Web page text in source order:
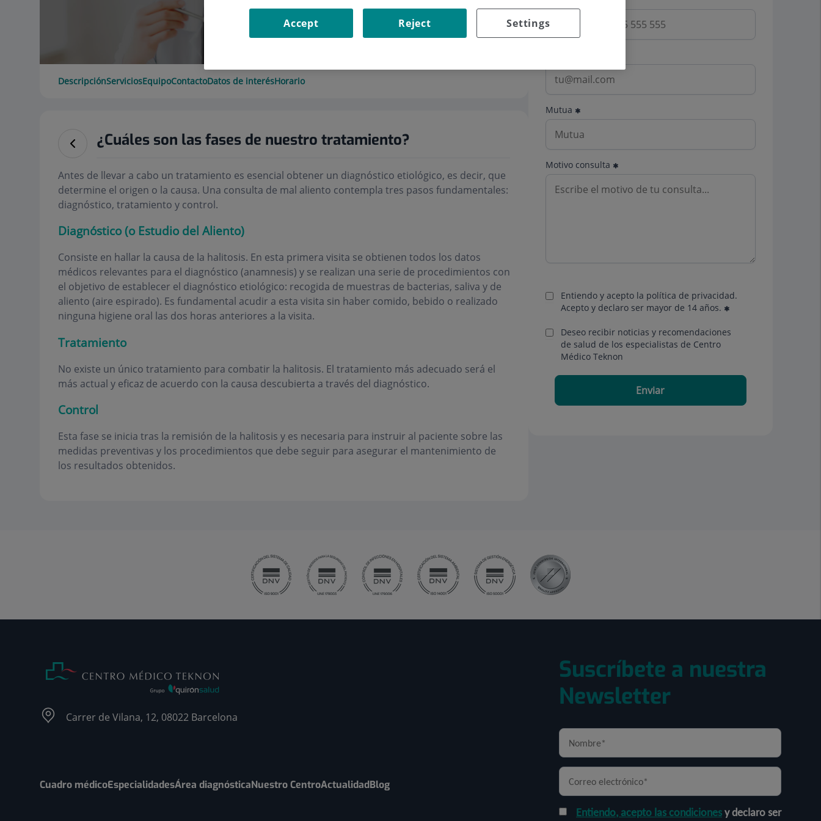
DescripciónServiciosEquipoContactoDatos de interésHorario
¿Cuáles son las fases de nuestro tratamiento?
Antes de llevar a cabo un tratamiento es esencial obtener un diagnóstico etiológico, es decir, que
determine el origen o la causa. Una consulta de mal aliento contempla tres pasos fundamentales:
diagnóstico, tratamiento y control.
Diagnóstico (o Estudio del Aliento)
Consiste en hallar la causa de la halitosis. En esta primera visita se obtienen todos los datos
médicos relevantes para el diagnóstico (anamnesis) y se realizan una serie de procedimientos con
el objetivo de establecer el diagnóstico etiológico: recogida de muestras de bacterias, saliva y de
aliento (aire espirado). Es fundamental acudir a esta visita sin haber comido, bebido o realizado
ninguna higiene oral las dos horas anteriores a la visita.
Tratamiento
No existe un único tratamiento para combatir la halitosis. El tratamiento más adecuado será el
más actual y eficaz de acuerdo con la causa descubierta a través del diagnóstico.
Control
Esta fase se inicia tras la remisión de la halitosis y es necesaria para instruir al paciente sobre las
medidas preventivas y los procedimientos que debe seguir para asegurar el mantenimiento de
los resultados obtenidos.
Mutua
Motivo consulta
Entiendo y acepto la política de privacidad.
Acepto y declaro ser mayor de 14 años.
Deseo recibir noticias y recomendaciones
de salud de los especialistas de Centro
Médico Teknon
Enviar
Carrer de Vilana, 12, 08022 Barcelona
Cuadro médicoEspecialidadesÁrea diagnósticaNuestro CentroActualidadBlog
Suscríbete a nuestra
Newsletter
Entiendo, acepto las condicionesy declaro ser
Settings
Reject
Accept